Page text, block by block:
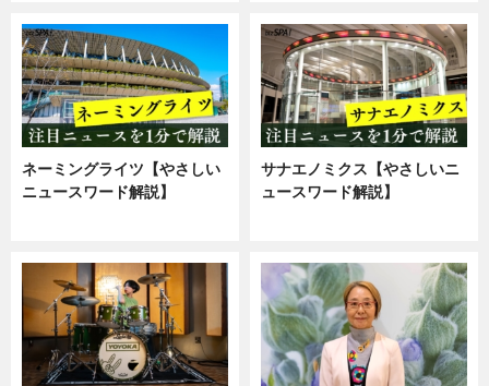
ネーミングライツ【やさしい
ニュースワード解説】
サナエノミクス【やさしいニ
ュースワード解説】